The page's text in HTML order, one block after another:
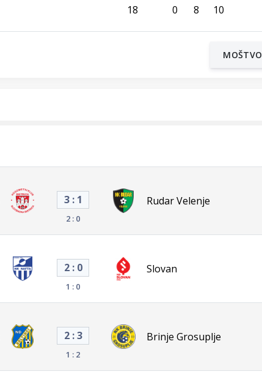
18 0 8 10
MOŠTVO
3 : 1
2 : 0
Rudar Velenje
2 : 0
1 : 0
Slovan
2 : 3
1 : 2
Brinje Grosuplje